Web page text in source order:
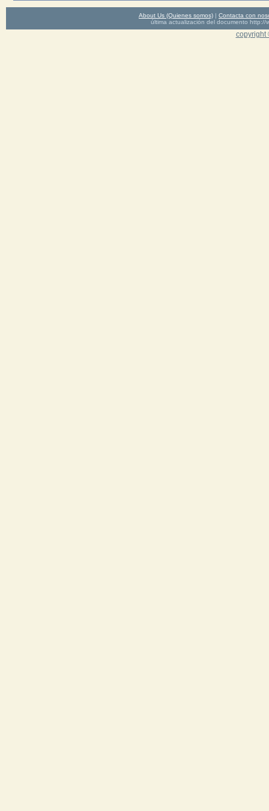
About Us (Quienes somos) | Contacta con
última actualización del documento http://
copyright